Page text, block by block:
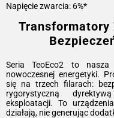
Napięcie zwarcia: 6%*
Transformatory
Seria TeoEco2 to nasza
nowoczesnej energetyki.
się na trzech filarach:
rygorystyczną
eksploatacji. To
działają, nie generując